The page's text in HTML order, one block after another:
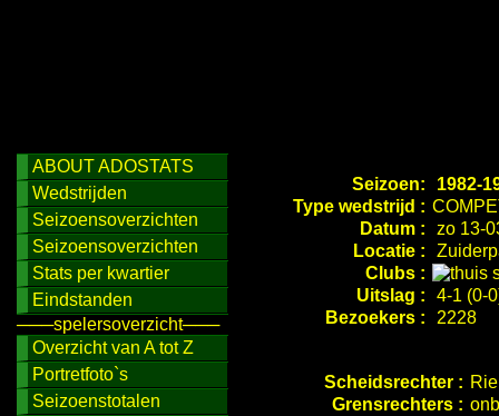
ABOUT ADOSTATS
Wedstrijden
Seizoensoverzichten
Seizoensoverzichten
Stats per kwartier
Eindstanden
───spelersoverzicht───
Overzicht van A tot Z
Portretfoto`s
Seizoenstotalen
Seizoen:
1982-
Type wedstrijd :
Datum :
zo 13-
Locatie :
Clubs :
Uitslag :
4-1 (0-
Bezoekers :
2228
Scheidsrechter :
Grensrechters :